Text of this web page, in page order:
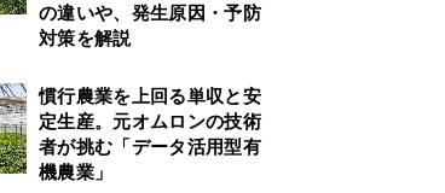
の違いや、発生原因・予防
対策を解説
慣行農業を上回る単収と安
定生産。元オムロンの技術
者が挑む「データ活用型有
機農業」